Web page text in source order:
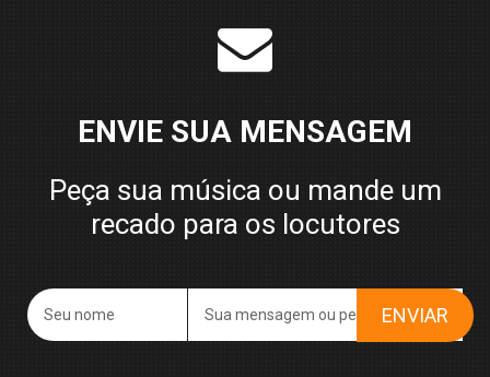
ENVIE SUA MENSAGEM
Peça sua música ou mande um
recado para os locutores
ENVIAR